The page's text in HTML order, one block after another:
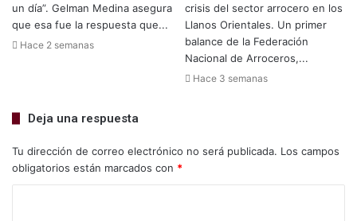
un día”. Gelman Medina asegura
que esa fue la respuesta que...
Hace 2 semanas
crisis del sector arrocero en los
Llanos Orientales. Un primer
balance de la Federación
Nacional de Arroceros,...
Hace 3 semanas
Deja una respuesta
Tu dirección de correo electrónico no será publicada. Los campos
obligatorios están marcados con *